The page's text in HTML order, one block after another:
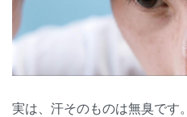
実は、汗そのものは無臭です。